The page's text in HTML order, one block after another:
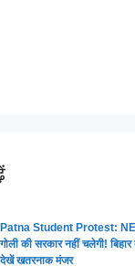
Patna Student Protest:
गोली की सरकार नहीं चलेगी!
देखें खतरनाक मंजर